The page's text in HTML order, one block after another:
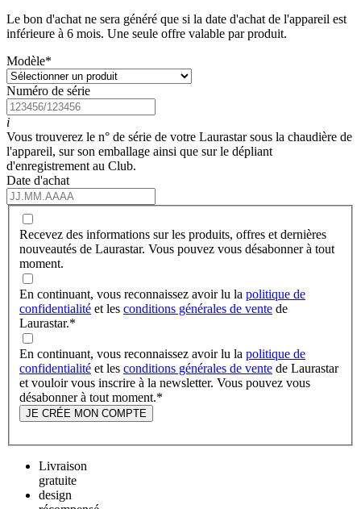
Le bon d'achat ne sera généré que si la date d'achat de l'appareil est
inférieure à 6 mois. Une seule offre valable par produit.
Modèle*
Numéro de série
i
Vous trouverez le n° de série de votre Laurastar sous la chaudière de
l'appareil, sur son emballage ainsi que sur le dépliant
d'enregistrement au Club.
Date d'achat
Recevez des informations sur les produits, offres et dernières
nouveautés de Laurastar. Vous pouvez vous désabonner à tout
moment.
En continuant, vous reconnaissez avoir lu la politique de
confidentialité et les conditions générales de vente de
Laurastar.*
En continuant, vous reconnaissez avoir lu la politique de
confidentialité et les conditions générales de vente de Laurastar
et vouloir vous inscrire à la newsletter. Vous pouvez vous
désabonner à tout moment.*
JE CRÉE MON COMPTE
Livraison
gratuite
design